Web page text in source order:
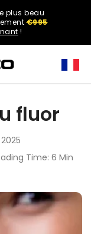
plus beau
€995
!
fluor
Time: 6 Min